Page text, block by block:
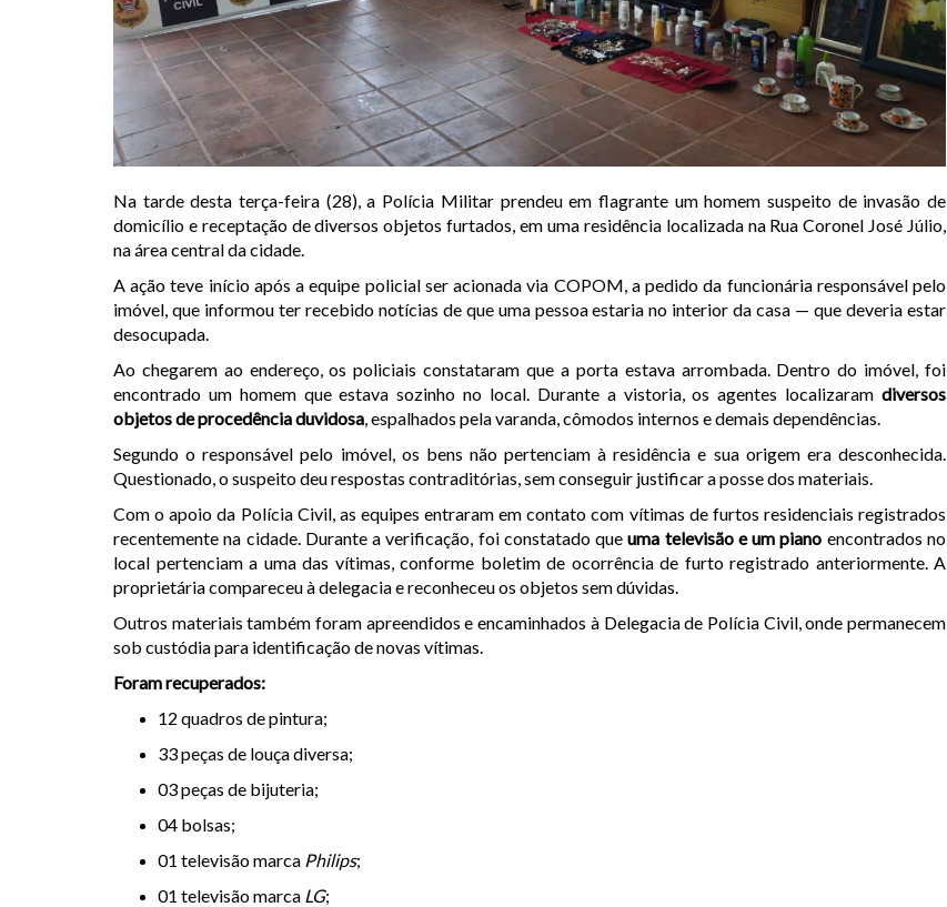
Na tarde desta terça-feira (28), a Polícia Militar prendeu em flagrante um homem suspeito de invasão de
domicílio e receptação de diversos objetos furtados, em uma residência localizada na Rua Coronel José Júlio,
na área central da cidade.
A ação teve início após a equipe policial ser acionada via COPOM, a pedido da funcionária responsável pelo
imóvel, que informou ter recebido notícias de que uma pessoa estaria no interior da casa — que deveria estar
desocupada.
Ao chegarem ao endereço, os policiais constataram que a porta estava arrombada. Dentro do imóvel, foi
encontrado um homem que estava sozinho no local. Durante a vistoria, os agentes localizaram diversos
objetos de procedência duvidosa, espalhados pela varanda, cômodos internos e demais dependências.
Segundo o responsável pelo imóvel, os bens não pertenciam à residência e sua origem era desconhecida.
Questionado, o suspeito deu respostas contraditórias, sem conseguir justificar a posse dos materiais.
Com o apoio da Polícia Civil, as equipes entraram em contato com vítimas de furtos residenciais registrados
recentemente na cidade. Durante a verificação, foi constatado queuma televisão e um piano encontrados no
local pertenciam a uma das vítimas, conforme boletim de ocorrência de furto registrado anteriormente. A
proprietária compareceu à delegacia e reconheceu os objetos sem dúvidas.
Outros materiais também foram apreendidos e encaminhados à Delegacia de Polícia Civil, onde permanecem
sob custódia para identificação de novas vítimas.
Foram recuperados:
12 quadros de pintura;
33 peças de louça diversa;
03 peças de bijuteria;
04 bolsas;
01 televisão marca Philips;
01 televisão marca LG;